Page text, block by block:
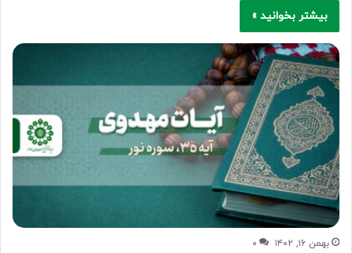
بیشتر بخوانید »
بهمن ۱۶, ۱۴۰۲ ۰